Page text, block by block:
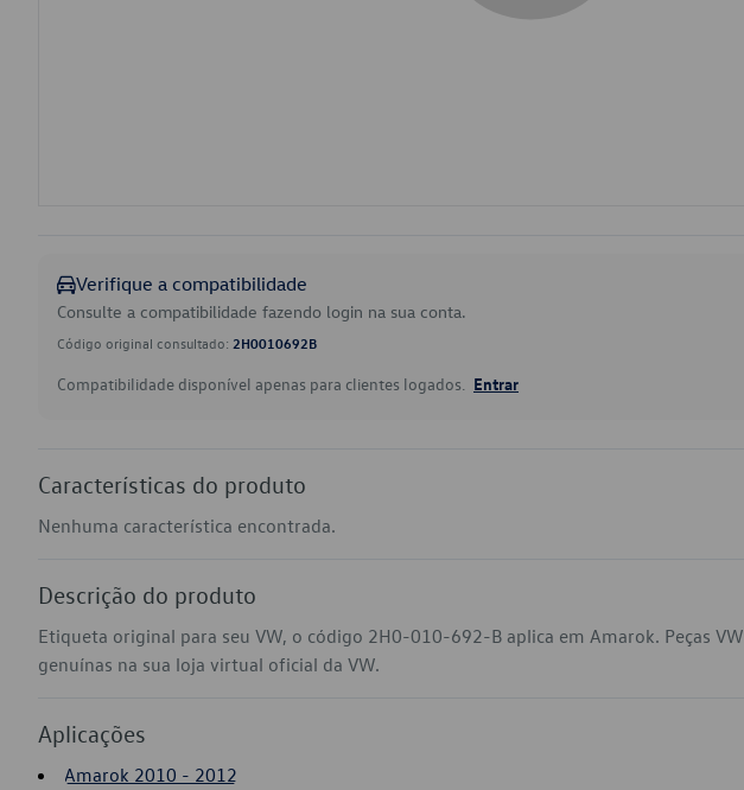
Verifique a compatibilidade
Consulte a compatibilidade fazendo login na sua conta.
Código original consultado: 2H0010692B
Compatibilidade disponível apenas para clientes logados. Entrar
Características do produto
Nenhuma característica encontrada.
Descrição do produto
Etiqueta original para seu VW, o código 2H0-010-692-B aplica em Amarok. Peças VW
genuínas na sua loja virtual oficial da VW.
Aplicações
Amarok 2010 - 2012